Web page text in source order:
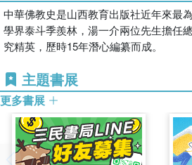
中華佛教史是山西教育出版社近年來最
學界泰斗季羨林，湯一介兩位先生擔任
究精英，歷時15年潛心編纂而成。
主題書展
更多書展